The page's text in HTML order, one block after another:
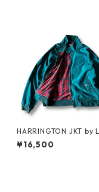
HARRINGTON JKT by
S'END
¥16,500